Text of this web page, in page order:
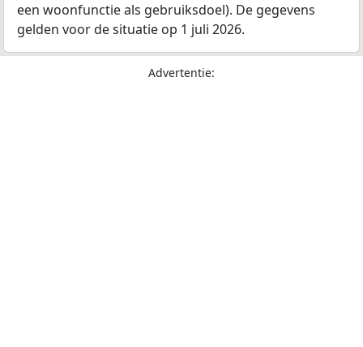
een woonfunctie als gebruiksdoel). De gegevens
gelden voor de situatie op 1 juli 2026.
Advertentie: